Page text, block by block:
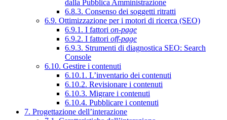
dalla Pubblica Amministrazione
6.8.3. Consenso dei soggetti ritratti
6.9. Ottimizzazione per i motori di ricerca (SEO)
6.9.1. I fattori on-page
6.9.2. I fattori off-page
6.9.3. Strumenti di diagnostica SEO: Search
Console
6.10. Gestire i contenuti
6.10.1. L’inventario dei contenuti
6.10.2. Revisionare i contenuti
6.10.3. Migrare i contenuti
6.10.4. Pubblicare i contenuti
7. Progettazione dell’interazione